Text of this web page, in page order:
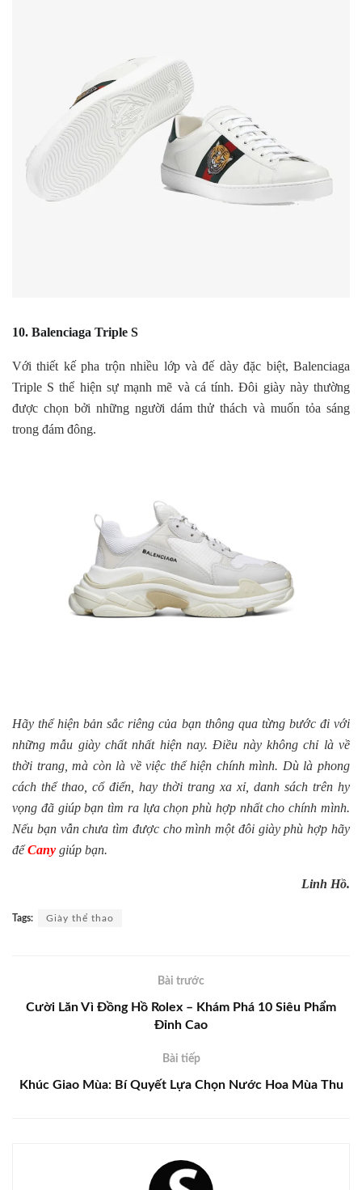
10. Balenciaga Triple S
Với thiết kế pha trộn nhiều lớp và đế dày đặc biệt, Balenciaga
Triple S thể hiện sự mạnh mẽ và cá tính. Đôi giày này thường
được chọn bởi những người dám thử thách và muốn tỏa sáng
trong đám đông.
Hãy thể hiện bản sắc riêng của bạn thông qua từng bước đi với
những mẫu giày chất nhất hiện nay. Điều này không chỉ là về
thời trang, mà còn là về việc thể hiện chính mình. Dù là phong
cách thể thao, cổ điển, hay thời trang xa xỉ, danh sách trên hy
vọng đã giúp bạn tìm ra lựa chọn phù hợp nhất cho chính mình.
Nếu bạn vẫn chưa tìm được cho mình một đôi giày phù hợp hãy
đểCany giúp bạn.
Linh Hồ.
Tags: Giày thể thao
Bài trước
Cười Lăn Vì Đồng Hồ Rolex – Khám Phá 10 Siêu Phẩm
Đỉnh Cao
Bài tiếp
Khúc Giao Mùa: Bí Quyết Lựa Chọn Nước Hoa Mùa Thu